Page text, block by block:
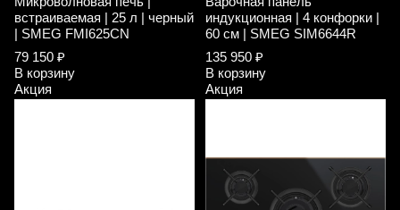
встраиваемая | 25 л | черный
| SMEG FMI625CN
79 150 ₽
В корзину
Акция
индукционная | 4 конфорки |
60 см | SMEG SIM6644R
135 950 ₽
В корзину
Акция